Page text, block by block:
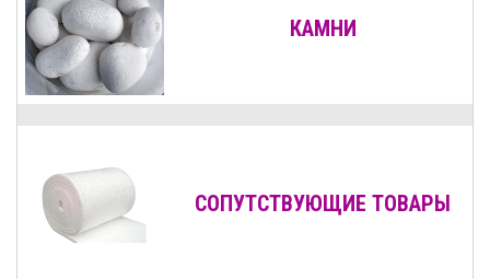
КАМНИ
СОПУТСТВУЮЩИЕ ТОВАРЫ